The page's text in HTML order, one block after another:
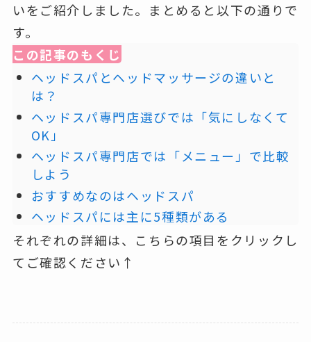
いをご紹介しました。まとめると以下の通りで
す。
この記事のもくじ
ヘッドスパとヘッドマッサージの違いと
は？
ヘッドスパ専門店選びでは「気にしなくて
OK」
ヘッドスパ専門店では「メニュー」で比較
しよう
おすすめなのはヘッドスパ
ヘッドスパには主に5種類がある
それぞれの詳細は、こちらの項目をクリックし
てご確認ください↑